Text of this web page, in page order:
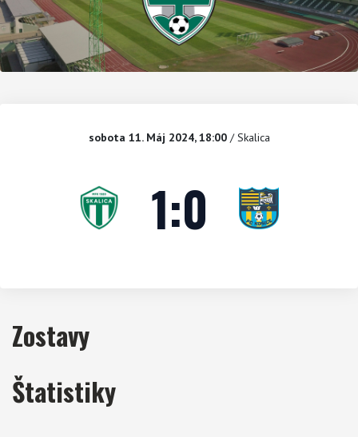
sobota 11. Máj 2024, 18:00 / Skalica
1:0
Zostavy
Štatistiky